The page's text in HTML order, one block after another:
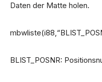
Daten der Matte holen.
BLIST_POSNR: